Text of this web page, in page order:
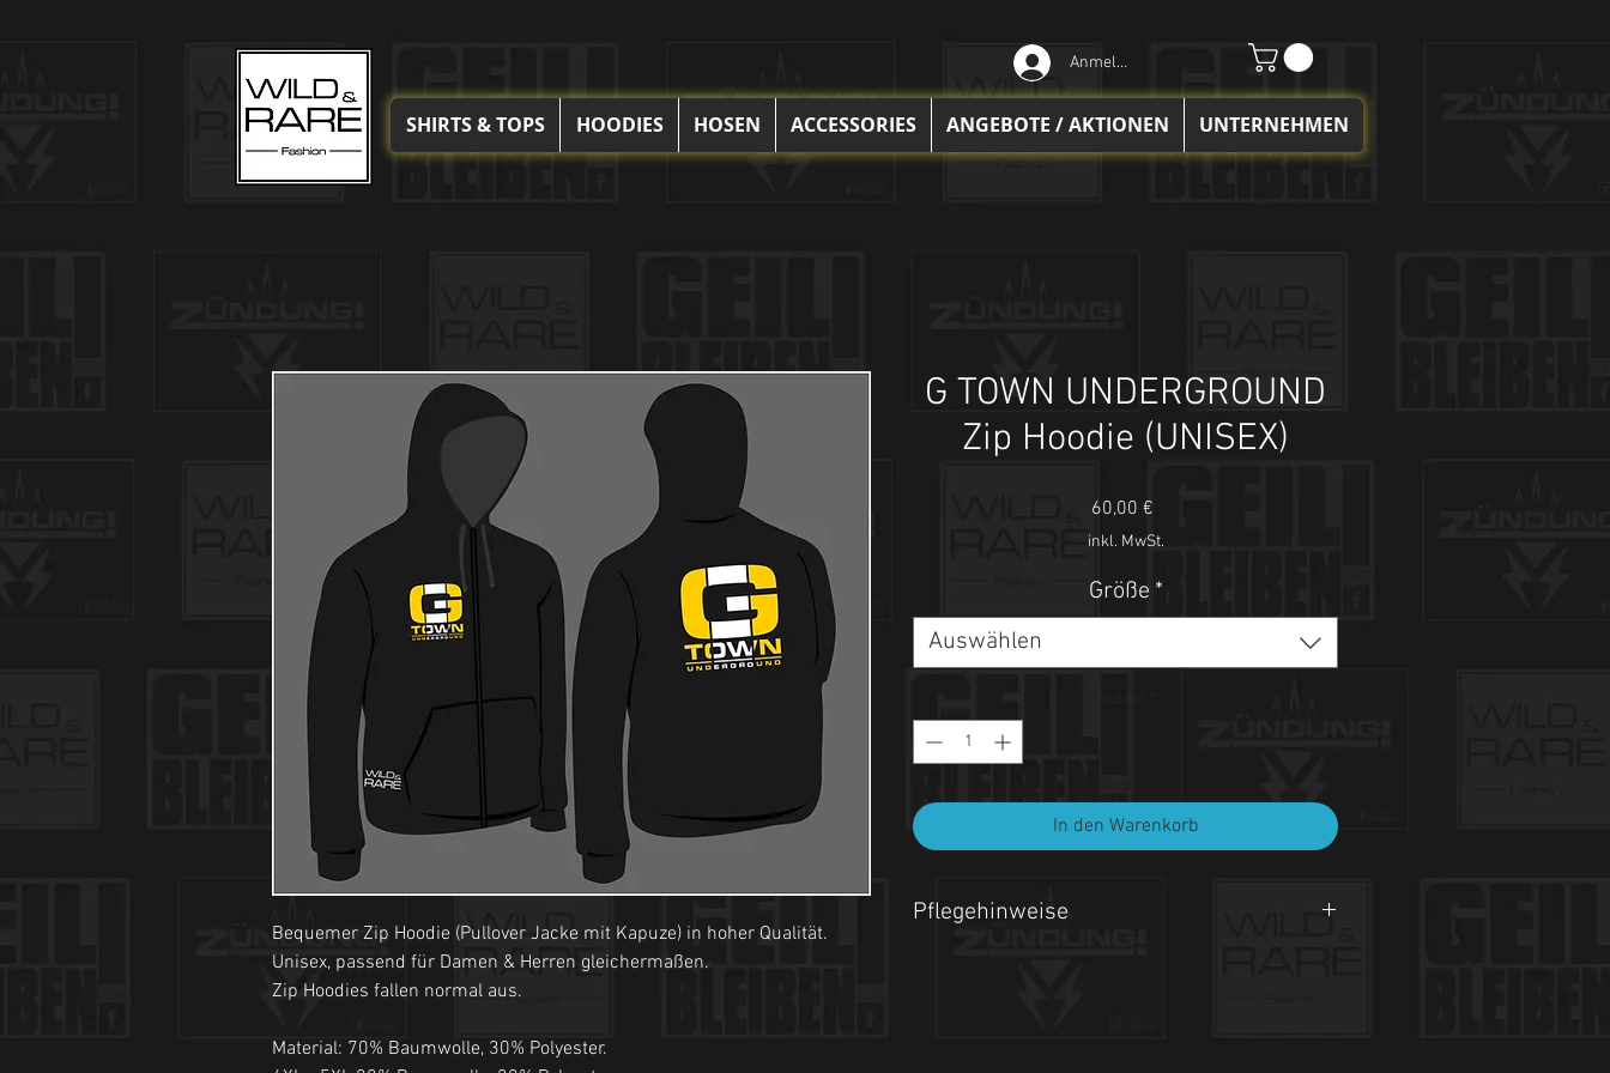
Anmelden
Bequemer Zip Hoodie (Pullover Jacke mit Kapuze) in hoher Qualität.
Unisex, passend für Damen & Herren gleichermaßen.
Zip Hoodies fallen normal aus.
Material: 70% Baumwolle, 30% Polyester.
G TOWN UNDERGROUND
Zip Hoodie (UNISEX)
60,00 €
inkl. MwSt.
Größe *
Auswählen
In den Warenkorb
Pflegehinweise
SHIRTS & TOPS HOODIES HOSEN ACCESSORIES ANGEBOTE / AKTIONEN UNTERNEHMEN